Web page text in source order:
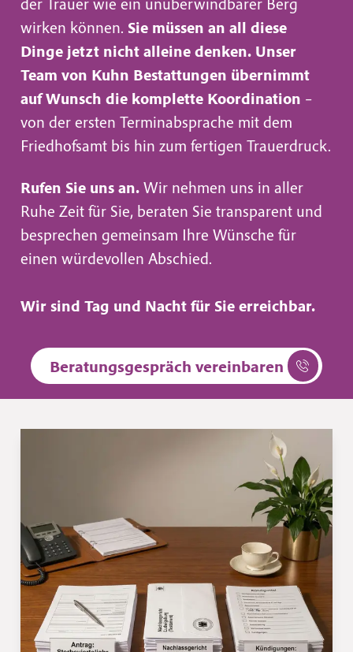
wirken können. Sie müssen an all diese
Dinge jetzt nicht alleine denken. Unser
Team von Kuhn Bestattungen übernimmt
auf Wunsch die komplette Koordination –
von der ersten Terminabsprache mit dem
Friedhofsamt bis hin zum fertigen Trauerdruck.
Rufen Sie uns an.Wir nehmen uns in aller
Ruhe Zeit für Sie, beraten Sie transparent und
besprechen gemeinsam Ihre Wünsche für
einen würdevollen Abschied.
Wir sind Tag und Nacht für Sie erreichbar.
Beratungsgespräch vereinbaren